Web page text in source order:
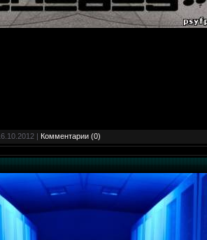
| Комментарии (0)